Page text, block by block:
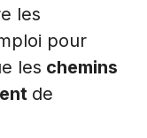
les
pour
les chemins
de